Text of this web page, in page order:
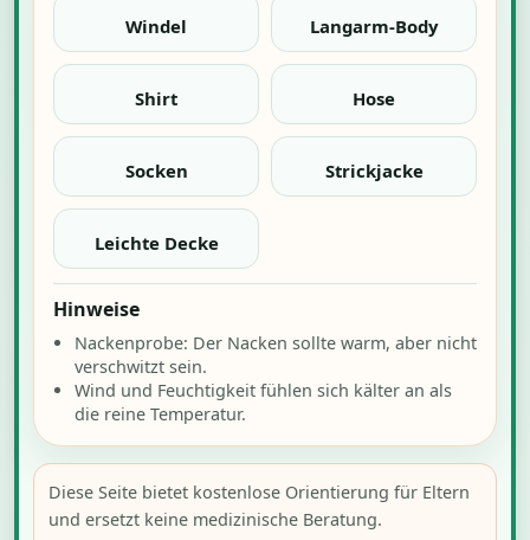
Windel Langarm-Body
Shirt Hose
Socken Strickjacke
Leichte Decke
Hinweise
Nackenprobe: Der Nacken sollte warm, aber nicht
verschwitzt sein.
Wind und Feuchtigkeit fühlen sich kälter an als
die reine Temperatur.
Diese Seite bietet kostenlose Orientierung für Eltern
und ersetzt keine medizinische Beratung.